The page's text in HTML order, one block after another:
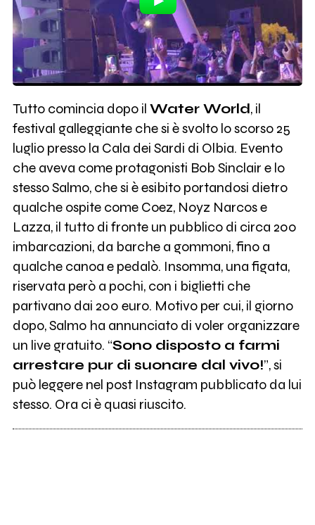
Tutto comincia dopo il Water World, il
festival galleggiante che si è svolto lo scorso 25
luglio presso la Cala dei Sardi di Olbia. Evento
che aveva come protagonisti Bob Sinclair e lo
stesso Salmo, che si è esibito portandosi dietro
qualche ospite come Coez, Noyz Narcos e
Lazza, il tutto di fronte un pubblico di circa 200
imbarcazioni, da barche a gommoni, fino a
qualche canoa e pedalò. Insomma, una figata,
riservata però a pochi, con i biglietti che
partivano dai 200 euro. Motivo per cui, il giorno
dopo, Salmo ha annunciato di voler organizzare
un live gratuito. “Sono disposto a farmi
arrestare pur di suonare dal vivo!”, si
può leggere nel post Instagram pubblicato da lui
stesso. Ora ci è quasi riuscito.